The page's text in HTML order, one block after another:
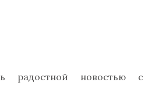
радостной новостью с